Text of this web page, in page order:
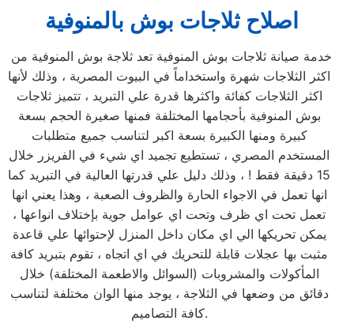
اصلاح ثلاجات بوش بالمنوفية
اكثر الثلاجات شهرة واستخداماً في البيوت المصرية ، وذلك لأنها
اكثر الثلاجات كفائة واكثرها قدرة علي التبريد ، تتميز ثلاجات
بوش المنوفية بأحجامها المختلفة فمنها صغيرة الحجم بسعة
كبيرة ومنها الكبيرة بسعة اكبر لتناسب جميع متطلبات
المستخدم المصري ، تستطيع تجميد اي شيء في الفريزر خلال
15 دقيقة فقط ! ، وذلك دليل علي قدرتها العالية في التبريد كما
انها تعمل في الاجواء الحارة والظروف الصعبة ، وهذا يعني انها
تعمل تحت اي ظرف وتحت اي عوامل جوية بإختلاف انواعها ،
يمكن تحريكها الي اي مكان داخل المنزل لإحتوائها علي قاعدة
مثبت بها عجلات قابلة للتحريك في اي اتجاه ، تقوم بتبريد كافة
المأكولات والمشروبات (السوائل والاطعمة المختلفة) خلال
دقائق من وضعها في الثلاجة ، يوجد منها الوان مختلفة لتناسب
كافة التصاميم.